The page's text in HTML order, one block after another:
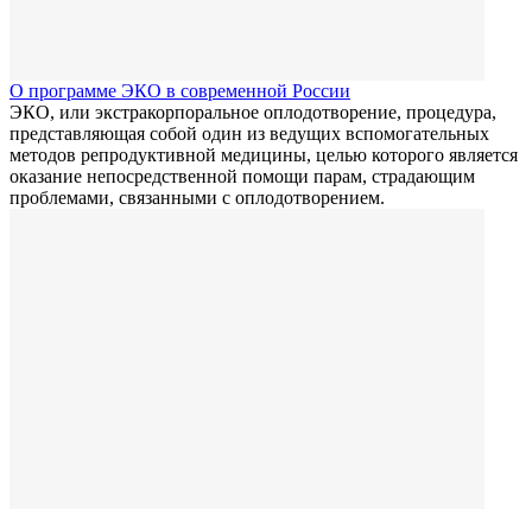
О программе ЭКО в современной России
ЭКО, или экстракорпоральное оплодотворение, процедура,
представляющая собой один из ведущих вспомогательных
методов репродуктивной медицины, целью которого является
оказание непосредственной помощи парам, страдающим
проблемами, связанными с оплодотворением.